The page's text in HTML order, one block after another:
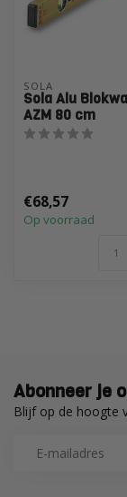
SOLA
Sola Alu
AZM 80 cm
€68,57
Op voorraad
Abonneer je
Blijf op de hoogte